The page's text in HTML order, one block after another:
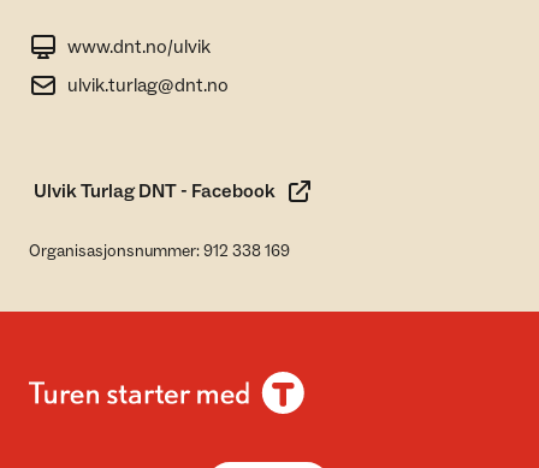
www.dnt.no/ulvik
ulvik.turlag@dnt.no
Ulvik Turlag DNT - Facebook
Organisasjonsnummer: 912 338 169